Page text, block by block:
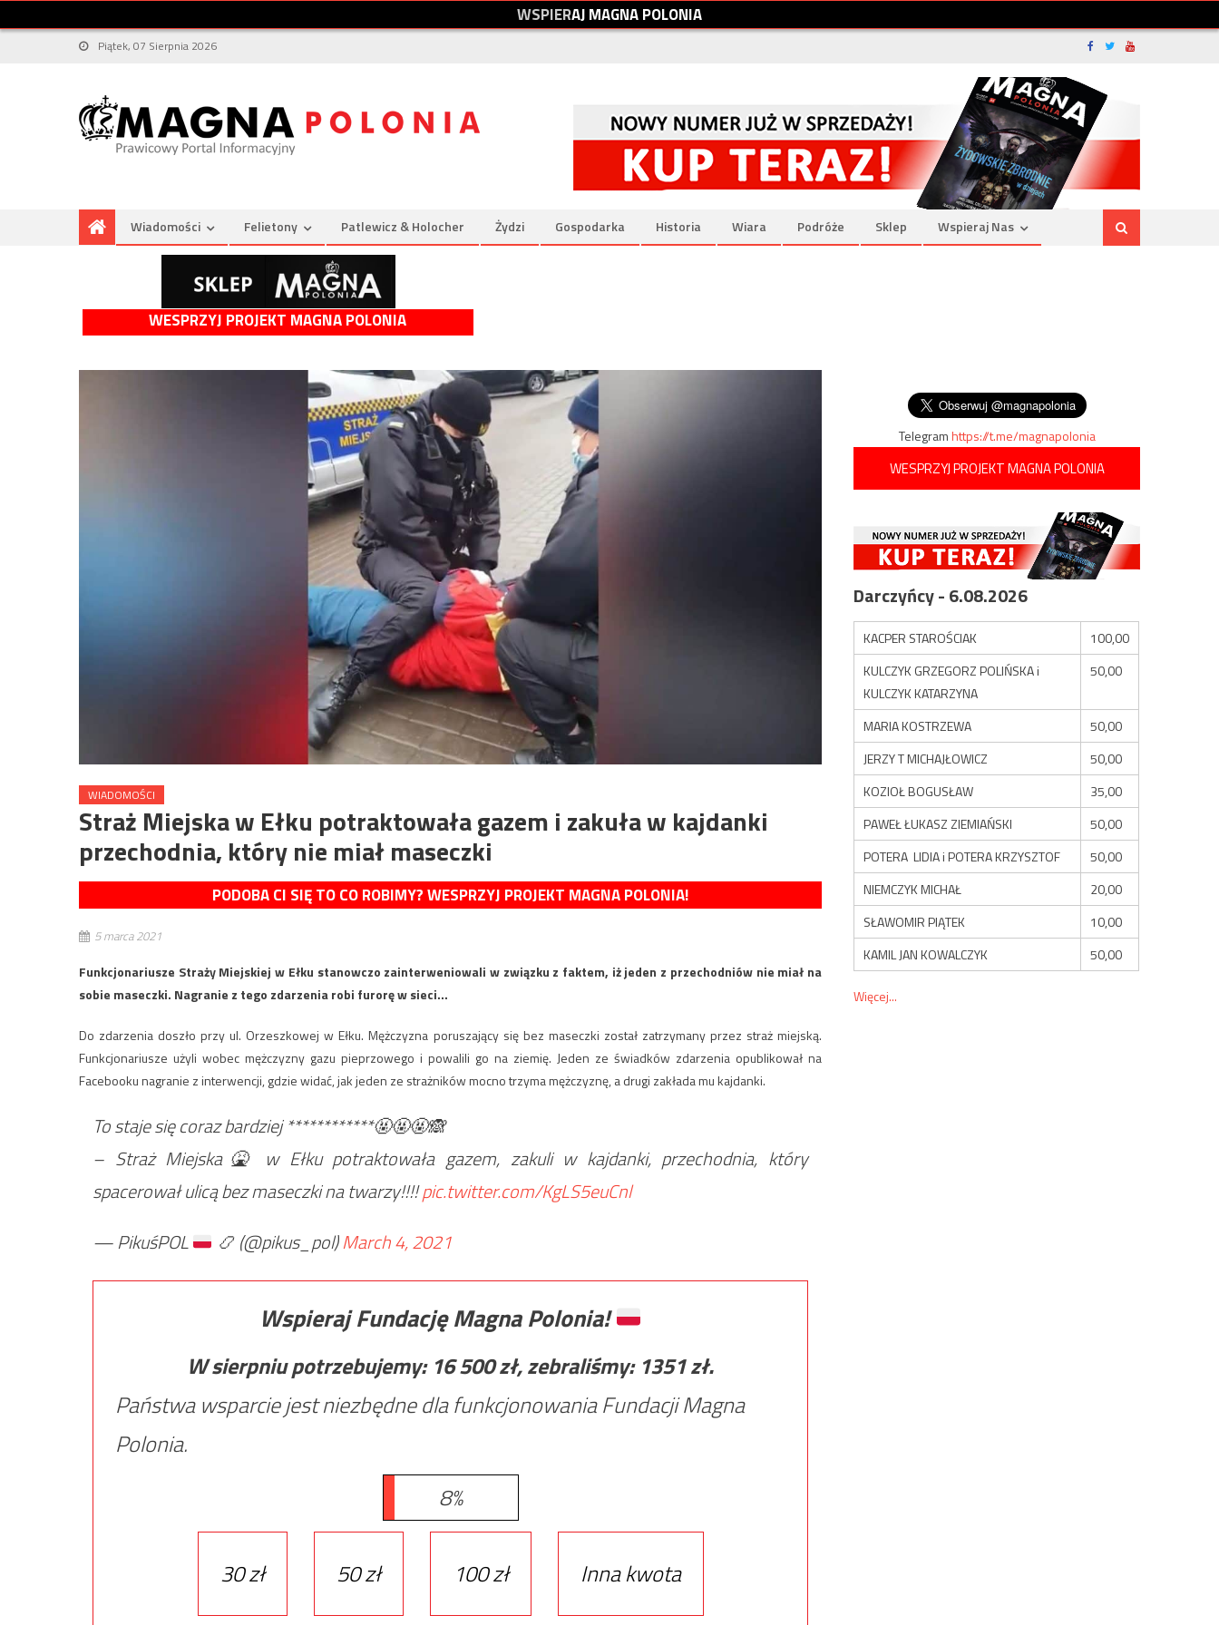
WSPIERAJMAGNAPOLONIA
Piątek, 07 Sierpnia 2026
Wiadomości Felietony Patlewicz & Holocher Żydzi Gospodarka Historia Wiara Podróże Sklep Wspieraj Nas
WESPRZYJ PROJEKT MAGNA POLONIA
WIADOMOŚCI
Straż Miejska w Ełku potraktowała gazem i zakuła w kajdanki
przechodnia, który nie miał maseczki
PODOBA CI SIĘ TO CO ROBIMY? WESPRZYJ PROJEKT MAGNA POLONIA!
5 marca 2021
Funkcjonariusze Straży Miejskiej w Ełku stanowczo zainterweniowali w związku z faktem, iż jeden z przechodniów nie miał na
sobie maseczki. Nagranie z tego zdarzenia robi furorę w sieci…
Do zdarzenia doszło przy ul. Orzeszkowej w Ełku. Mężczyzna poruszający się bez maseczki został zatrzymany przez straż miejską.
Funkcjonariusze użyli wobec mężczyzny gazu pieprzowego i powalili go na ziemię. Jeden ze świadków zdarzenia opublikował na
Facebooku nagranie z interwencji, gdzie widać, jak jeden ze strażników mocno trzyma mężczyznę, a drugi zakłada mu kajdanki.
To staje się coraz bardziej ************🤬🤬🤬🙈
– Straż Miejska🤮 w Ełku potraktowała gazem, zakuli w kajdanki, przechodnia, który
spacerował ulicą bez maseczki na twarzy!!!!pic.twitter.com/KgLS5euCnl
— PikuśPOL
📿(@pikus_pol)March 4, 2021
Wspieraj Fundację Magna Polonia!
W sierpniu potrzebujemy: 16 500zł, zebraliśmy: 1351zł.
Państwa wsparcie jest niezbędne dla funkcjonowania Fundacji Magna
Polonia.
8%
30 zł 50 zł 100 zł
Inna kwota
Telegramhttps://t.me/magnapolonia
WESPRZYJ PROJEKT MAGNA POLONIA
Darczyńcy - 6.08.2026
KACPER STAROŚCIAK
100,00
KULCZYK GRZEGORZ POLIŃSKA i
KULCZYK KATARZYNA
50,00
MARIA KOSTRZEWA
50,00
JERZY T MICHAJŁOWICZ
50,00
KOZIOŁ BOGUSŁAW
35,00
PAWEŁ ŁUKASZ ZIEMIAŃSKI
50,00
POTERA LIDIA i POTERA KRZYSZTOF
50,00
NIEMCZYK MICHAŁ
20,00
SŁAWOMIR PIĄTEK
10,00
KAMIL JAN KOWALCZYK
50,00
Więcej...